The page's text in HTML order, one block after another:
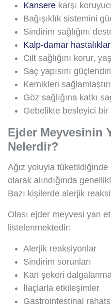
Kansere karşı
Bağışıklık sistemini
Sindirim sağlığını
Kalp-damar
Cilt sağlığını korur,
Saç yapısını
Kemikleri
Göz sağlığına katkı
Gebelikte besleyici
Ejder Meyvesinin
Nelerdir?
Ağız yoluyla
olarak alındığında
Bazı kişilerde alerjik
Olası ejder meyvesi yan
listelenmektedir:
Alerjik reaksiyonlar
Sindirim sorunları
Kan şekeri
İlaçlarla etkileşimler
Gastrointestinal